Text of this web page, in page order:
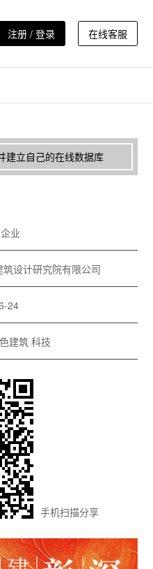
注册 / 登录 在线客服
建立自己的在线数据库
企业
筑设计研究院有限公司
24
建筑 科技
手机扫描分享